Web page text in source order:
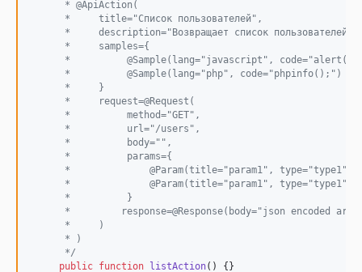
      * @ApiAction(
      *     title="Список пользователей",
      *     description="Возвращает список пользователей",
      *     samples={
*          @Sample(lang="javascript",
      *          @Sample(lang="php", code="phpinfo();")
      *     }
      *     request=@Request(
      *          method="GET",
      *          url="/users",
      *          body="",
      *          params={
*              @Param(title="param1", type="type1",
*              @Param(title="param1", type="type1",
      *          }
*         response=@Response(body="json encoded
      *     )
      * )
      */
public function listAction() {}